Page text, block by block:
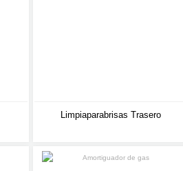
Limpiaparabrisas Trasero